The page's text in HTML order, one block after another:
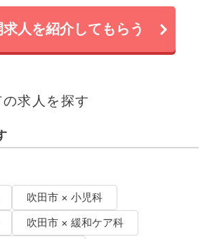
人を紹介してもらう
求人を探す
吹田市 × 小児科
吹田市 × 緩和ケア科